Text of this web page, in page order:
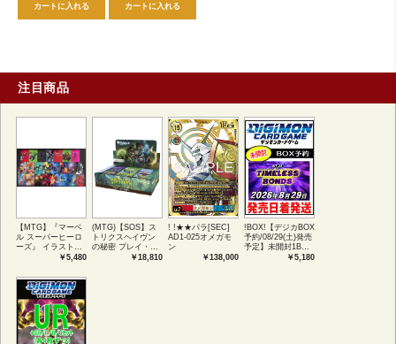
カートに入れる カートに入れる
注目商品
【MTG】『マーベ
ル スーパーヒーロ
ーズ』 イラストコ
レクション 54種コ
アートカード(JPN)
￥5,480
(MTG)【SOS】ス
トリクスヘイヴン
の秘密 プレイ・ブ
ースター1BOX日本
￥18,810
! !★★パラ[SEC]
AD1-025オメガモ
ン
￥138,000
!BOX!【デジカBOX
予約/08/29(土)発売
予定】未開封1BOX
￥5,180